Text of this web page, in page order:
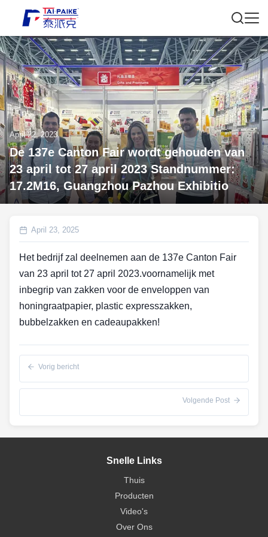
April 22, 2023
De 137e Canton Fair wordt gehouden van
23 april tot 27 april 2023 Standnummer:
17.2M16, Guangzhou Pazhou Exhibitio
April 23, 2025
Het bedrijf zal deelnemen aan de 137e Canton Fair
van 23 april tot 27 april 2023.voornamelijk met
inbegrip van zakken voor de enveloppen van
honingraatpapier, plastic expresszakken,
bubbelzakken en cadeaupakken!
Vorig bericht
Volgende Post
Snelle Links
Thuis
Producten
Video's
Over Ons